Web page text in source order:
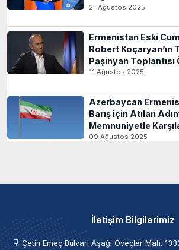
21 Ağustos 2025
Ermenistan Eski
Robert
Paşinyan Toplantısı
11 Ağustos 2025
Azerbaycan
Barış için Atılan
Memnuniyetle
09 Ağustos 2025
İletişim Bilgilerimiz
Çetin Emeç Bulvarı Aşağı Öveçler Mah.